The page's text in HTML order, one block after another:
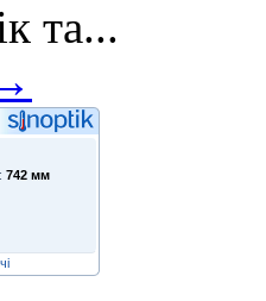
та...
742 мм